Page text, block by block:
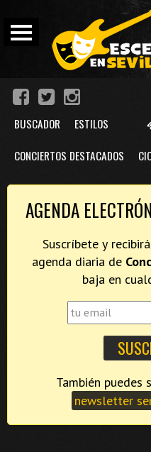
BUSCADOR ESTILOS
CONCIERTOS DESTACADOS
AGENDA
Suscríbete y
agenda diaria de
baja en
newsletter